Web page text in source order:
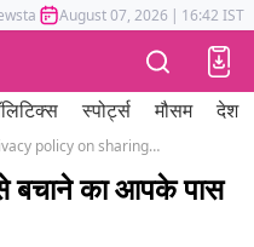
Mumbai Tak Astrotak
August 07, 2026 | 16:42 IST
स्पोर्ट्स मौसम देश
whatsapps new privacy policy on sharing information to facebook
बचाने का आपके पास